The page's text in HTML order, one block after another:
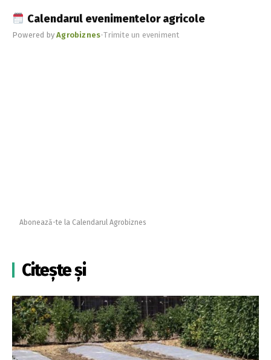
Calendarul evenimentelor agricole
Powered byAgrobiznes•Trimite un eveniment
Abonează-te la Calendarul Agrobiznes
Citește și